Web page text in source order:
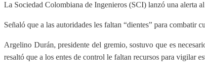
La Sociedad Colombiana de Ingenieros (SCI) lanzó una alerta
Señaló que a las autoridades les faltan “dientes” para combatir
Argelino Durán, presidente del gremio, sostuvo que es
resaltó que a los entes de control le faltan recursos para vigilar